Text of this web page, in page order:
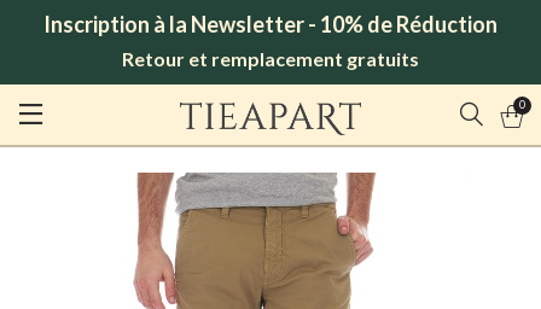
Inscription à la Newsletter - 10% de Réduction
Retour et remplacement gratuits
0